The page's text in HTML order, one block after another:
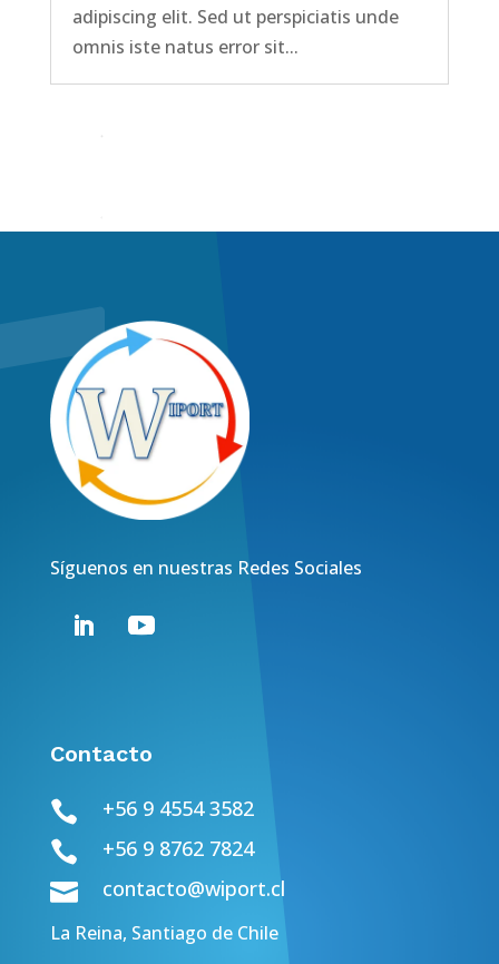
adipiscing elit. Sed ut perspiciatis unde
omnis iste natus error sit...
Síguenos en nuestras Redes Sociales
Contacto
 +56 9 4554 3582
 +56 9 8762 7824
 contacto@wiport.cl
La Reina, Santiago de Chile